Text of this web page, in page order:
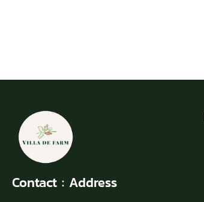
Contact : Address